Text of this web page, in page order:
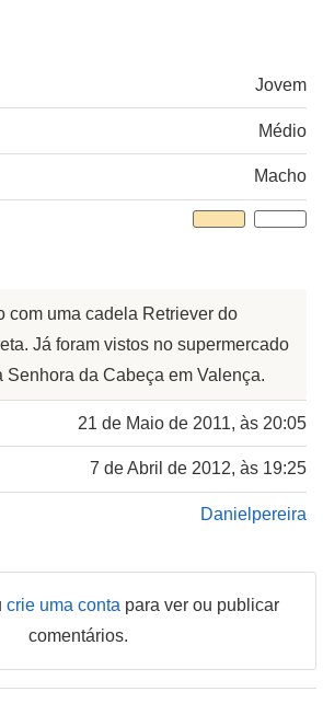
Jovem
Médio
Macho
com uma cadela Retriever do
Já foram vistos no supermercado
Senhora da Cabeça em Valença.
21 de Maio de 2011, às 20:05
7 de Abril de 2012, às 19:25
Danielpereira
crie uma conta para ver ou publicar
comentários.